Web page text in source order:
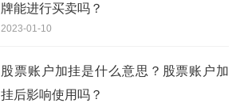
牌能进行买卖吗？
2023-01-10
股票账户加挂是什么意思？股票账户加
挂后影响使用吗？